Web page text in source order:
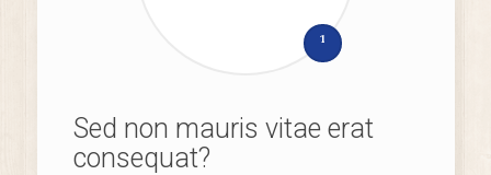
1
Sed non mauris vitae erat
consequat?